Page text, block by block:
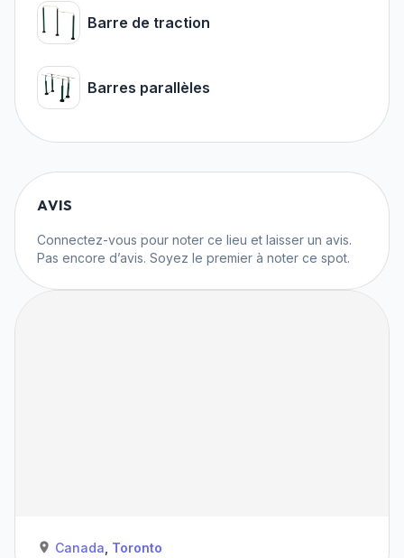
Barre de traction
Barres parallèles
AVIS
Connectez-vous pour noter ce lieu et laisser un avis.
Pas encore d’avis. Soyez le premier à noter ce spot.
Canada Toronto